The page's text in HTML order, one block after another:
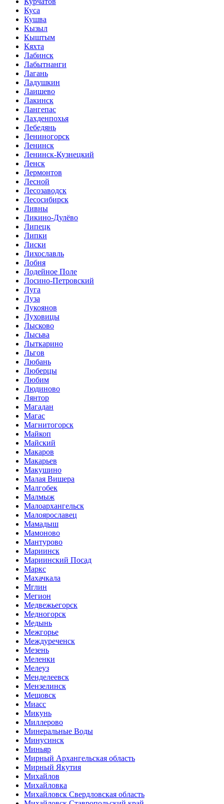
Куса
Кушва
Кызыл
Кыштым
Кяхта
Лабинск
Лабытнанги
Лагань
Ладушкин
Лаишево
Лакинск
Лангепас
Лахденпохья
Лебедянь
Лениногорск
Ленинск
Ленинск-Кузнецкий
Ленск
Лермонтов
Лесной
Лесозаводск
Лесосибирск
Ливны
Ликино-Дулёво
Липецк
Липки
Лиски
Лихославль
Лобня
Лодейное Поле
Лосино-Петровский
Луга
Луза
Лукоянов
Луховицы
Лысково
Лысьва
Лыткарино
Льгов
Любань
Люберцы
Любим
Людиново
Лянтор
Магадан
Магас
Магнитогорск
Майкоп
Майский
Макаров
Макарьев
Макушино
Малая Вишера
Малгобек
Малмыж
Малоархангельск
Малоярославец
Мамадыш
Мамоново
Мантурово
Мариинск
Мариинский Посад
Маркс
Махачкала
Мглин
Мегион
Медвежьегорск
Медногорск
Медынь
Межгорье
Междуреченск
Мезень
Меленки
Мелеуз
Менделеевск
Мензелинск
Мещовск
Миасс
Микунь
Миллерово
Минеральные Воды
Минусинск
Миньяр
Мирный Архангельская область
Мирный Якутия
Михайлов
Михайловка
Михайловск Свердловская область